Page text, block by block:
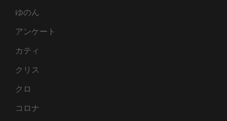
ゆのん
アンケート
カティ
クリス
クロ
コロナ